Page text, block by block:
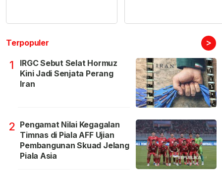
Terpopuler >
1
IRGC Sebut Selat Hormuz
Kini Jadi Senjata Perang
Iran
2 Pengamat Nilai Kegagalan
Timnas di Piala AFF Ujian
Pembangunan Skuad Jelang
Piala Asia